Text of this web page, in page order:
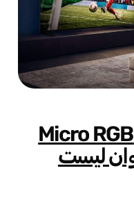
تلفزيونات سامسونج Micro RGB
ليست